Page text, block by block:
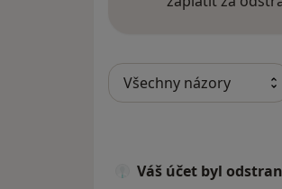
Váš účet byl